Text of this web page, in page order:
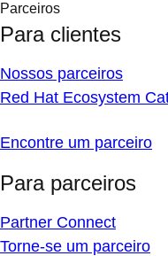
Parceiros
Para clientes
Nossos parceiros
Red Hat Ecosystem
Encontre um parceiro
Para parceiros
Partner Connect
Torne-se um parceiro